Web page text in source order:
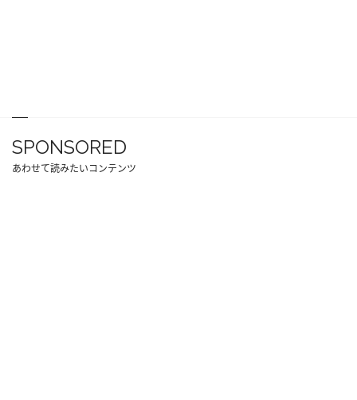
SPONSORED
あわせて読みたいコンテンツ